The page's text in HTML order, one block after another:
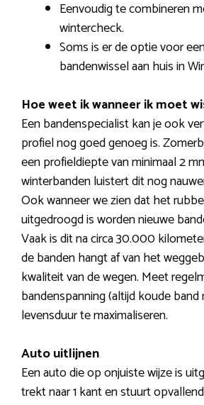
Eenvoudig te combineren
wintercheck.
Soms is er de optie voor
bandenwissel aan huis in
Hoe weet ik wanneer ik moet
Een bandenspecialist kan je ook
profiel nog goed genoeg is.
een profieldiepte van minimaal 2
winterbanden luistert dit nog
Ook wanneer we zien dat het
uitgedroogd is worden nieuwe
Vaak is dit na circa 30.000
de banden hangt af van het
kwaliteit van de wegen. Meet
bandenspanning (altijd koude
levensduur te maximaliseren.
Auto uitlijnen
Een auto die op onjuiste wijze is
trekt naar 1 kant en stuurt